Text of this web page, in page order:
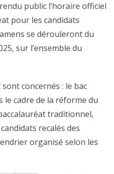
public l’horaire officiel
pour les candidats
se dérouleront du
sur l’ensemble du
concernés : le bac
le cadre de la réforme du
traditionnel,
recalés des
organisé selon les